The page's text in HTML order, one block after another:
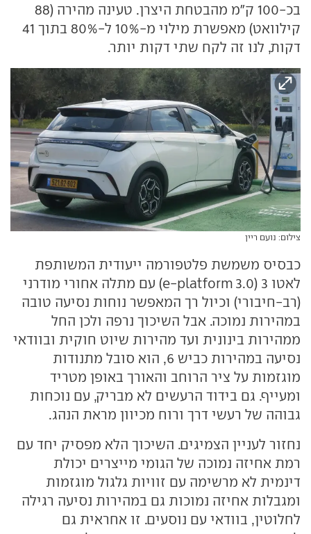
בכ-100 ק"מ מהבטחת היצרן. טעינה מהירה (88
קילוואט) מאפשרת מילוי מ-10% ל-80% בתוך 41
דקות, לנו זה לקח שתי דקות יותר.
צילום: נועם ריין
כבסיס משמשת פלטפורמה ייעודית המשותפת
לאטו 3 (e-platform 3.0) עם מתלה אחורי מודרני
(רב-חיבורי) וכיול רך המאפשר נוחות נסיעה טובה
במהירות נמוכה. אבל השיכוך נרפה ולכן החל
ממהירות בינונית ועד מהירות שיוט חוקית ובוודאי
נסיעה במהירות כביש 6, הוא סובל מתנודות
מוגזמות על ציר הרוחב והאורך באופן מטריד
ומעייף. גם בידוד הרעשים לא מבריק, עם נוכחות
גבוהה של רעשי דרך ורוח מכיוון מראת הנהג.
נחזור לעניין הצמיגים. השיכוך הלא מפסיק יחד עם
רמת אחיזה נמוכה של הגומי מייצרים יכולת
דינמית לא מרשימה עם זוויות גלגול מוגזמות
ומגבלות אחיזה נמוכות גם במהירות נסיעה רגילה
לחלוטין, בוודאי עם נוסעים. זו אחראית גם